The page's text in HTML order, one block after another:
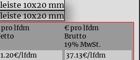
pro lfdm
€ pro lfdm
Brutto
19% MwSt.
lfdm
37.13€/lfdm